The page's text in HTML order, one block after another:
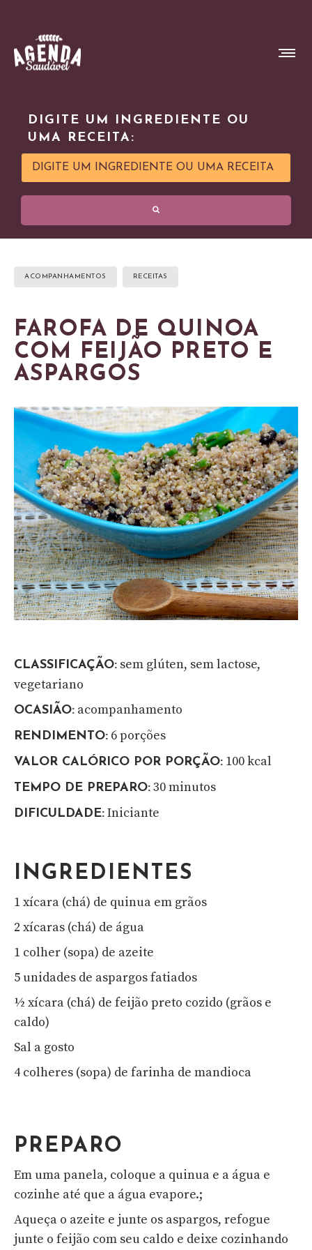
DIGITE UM INGREDIENTE OU
UMA RECEITA:
ACOMPANHAMENTOS RECEITAS
FAROFA DE QUINOA
COM FEIJÃO PRETO E
ASPARGOS
CLASSIFICAÇÃO: sem glúten, sem lactose,
vegetariano
OCASIÃO: acompanhamento
RENDIMENTO: 6 porções
VALOR CALÓRICO POR PORÇÃO: 100 kcal
TEMPO DE PREPARO: 30 minutos
DIFICULDADE: Iniciante
INGREDIENTES
1 xícara (chá) de quinua em grãos
2 xícaras (chá) de água
1 colher (sopa) de azeite
5 unidades de aspargos fatiados
½ xícara (chá) de feijão preto cozido (grãos e
caldo)
Sal a gosto
4 colheres (sopa) de farinha de mandioca
PREPARO
Em uma panela, coloque a quinua e a água e
cozinhe até que a água evapore.;
Aqueça o azeite e junte os aspargos, refogue
junte o feijão com seu caldo e deixe cozinhando